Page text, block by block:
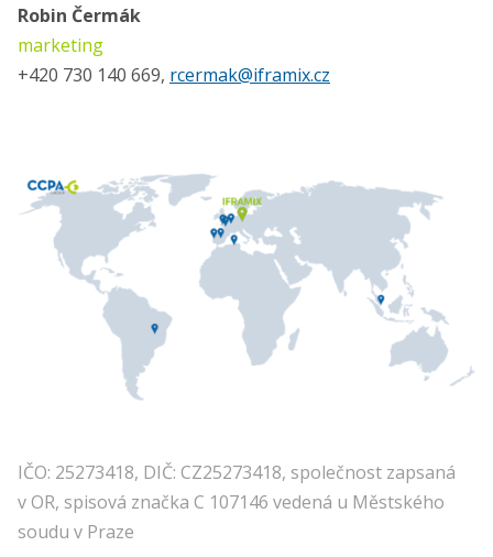
Robin Čermák
marketing
+420 730 140 669, rcermak@iframix.cz
IČO: 25273418, DIČ: CZ25273418, společnost zapsaná
v OR, spisová značka C 107146 vedená u Městského
soudu v Praze